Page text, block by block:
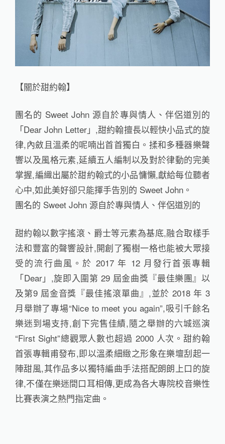
【關於甜約翰】
團名的 Sweet John 源自於專與情人、伴侶道別的
「Dear John Letter」,甜約翰擅長以輕快小品式的旋
律,內斂且溫柔的呢喃出首首獨白。揉和多種器樂聲
響以及風格元素,延續五人編制以及對於律動的完美
掌握,編織出屬於甜約翰式的小品慵懶,獻給每位聽者
心中,如此美好卻只能揮手告別的 Sweet John。
團名的 Sweet John 源自於專與情人、伴侶道別的
甜約翰以數字搖滾、爵士等元素為基底,融合取樣手
法和豐富的聲響設計,開創了獨樹一格也能被大眾接
受的流行曲風。於 2017 年 12 月發行首張專輯
「Dear」,旋即入圍第 29 屆金曲獎『最佳樂團』以
及第9 屆金音獎『最佳搖滾單曲』,並於 2018 年 3
月舉辦了專場“Nice to meet you again”,吸引千餘名
樂迷到場支持,創下完售佳績,隨之舉辦的六城巡演
“First Sight”總觀眾人數也超過 2000 人次。甜約翰
首張專輯甫發布,即以溫柔細緻之形象在樂壇刮起一
陣甜風,其作品多以獨特編曲手法搭配朗朗上口的旋
律,不僅在樂迷間口耳相傳,更成為各大專院校音樂性
比賽表演之熱門指定曲。